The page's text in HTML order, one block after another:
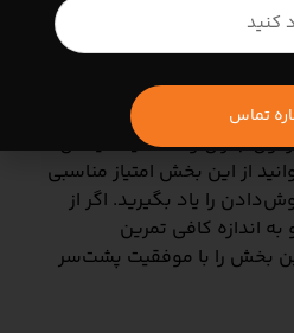
لیسنینگ آیلتس صحبت کردیم و
دادیم. همان‌طور که اشاره
جنرال و آکادمیک آیلتس
از این بخش امتیاز مناسبی
را یاد بگیرید. اگر از
به اندازه کافی تمرین
بخش را با موفقیت پشت‌سر